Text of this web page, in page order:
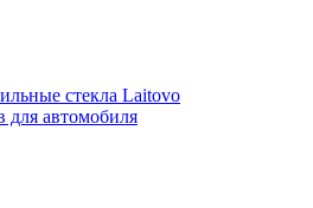
стекла Laitovo
для автомобиля